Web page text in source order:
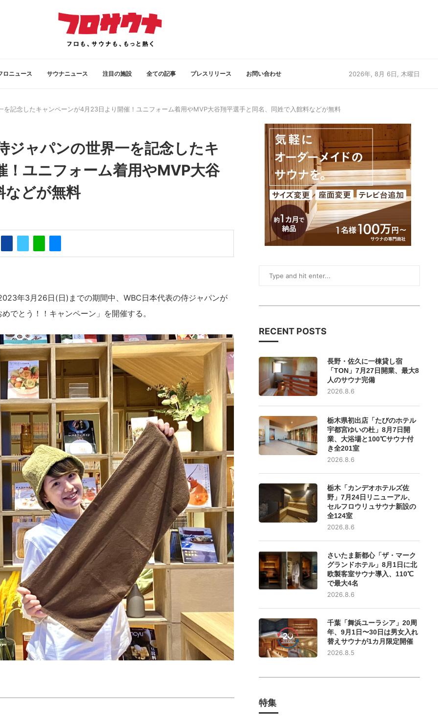
ロニュース サウナニュース 注目の施設 全ての記事 プレスリリース お問い合わせ 2026年, 8月 6日, 木曜日
を記念したキャンペーンが4月23日より開催！ユニフォーム着用やMVP大谷翔平選手と同名、同姓で入館料などが無料
ジャパンの世界一を記念したキ
ユニフォーム着用やMVP大谷
などが無料
年3月26日(日)までの期間中、WBC日本代表の侍ジャパンが
でとう！！キャンペーン」を開催する。
RECENT POSTS
長野・佐久に一棟貸し宿
「TON」7月27日開業、最大8
人のサウナ完備
2026.8.6
栃木県初出店「たびのホテル
宇都宮ゆいの杜」8月7日開
業、大浴場と100℃サウナ付
き全201室
2026.8.6
栃木「カンデオホテルズ佐
野」7月24日リニューアル、
セルフロウリュサウナ新設の
全124室
2026.8.6
さいたま新都心「ザ・マーク
グランドホテル」8月1日に北
欧製客室サウナ導入、110℃
で最大4名
2026.8.6
千葉「舞浜ユーラシア」20周
年、9月1日〜30日は男女入れ
替えサウナが1カ月限定開催
2026.8.5
特集